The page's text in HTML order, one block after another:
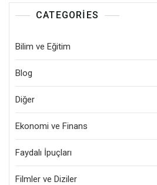
CATEGORIES
Bilim ve Eğitim
Blog
Diğer
Ekonomi ve Finans
Faydalı İpuçları
Filmler ve Diziler